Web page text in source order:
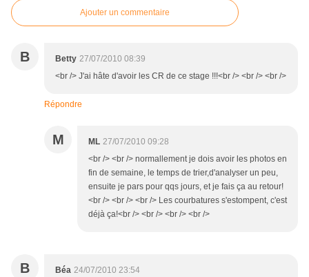
Ajouter un commentaire
B Betty 27/07/2010 08:39
<br /> J'ai hâte d'avoir les CR de ce stage !!!<br /> <br /> <br />
Répondre
M ML 27/07/2010 09:28
<br /> <br /> normallement je dois avoir les photos en
fin de semaine, le temps de trier,d'analyser un peu,
ensuite je pars pour qqs jours, et je fais ça au retour!
<br /> <br /> <br /> Les courbatures s'estompent, c'est
déjà ça!<br /> <br /> <br /> <br />
B Béa 24/07/2010 23:54